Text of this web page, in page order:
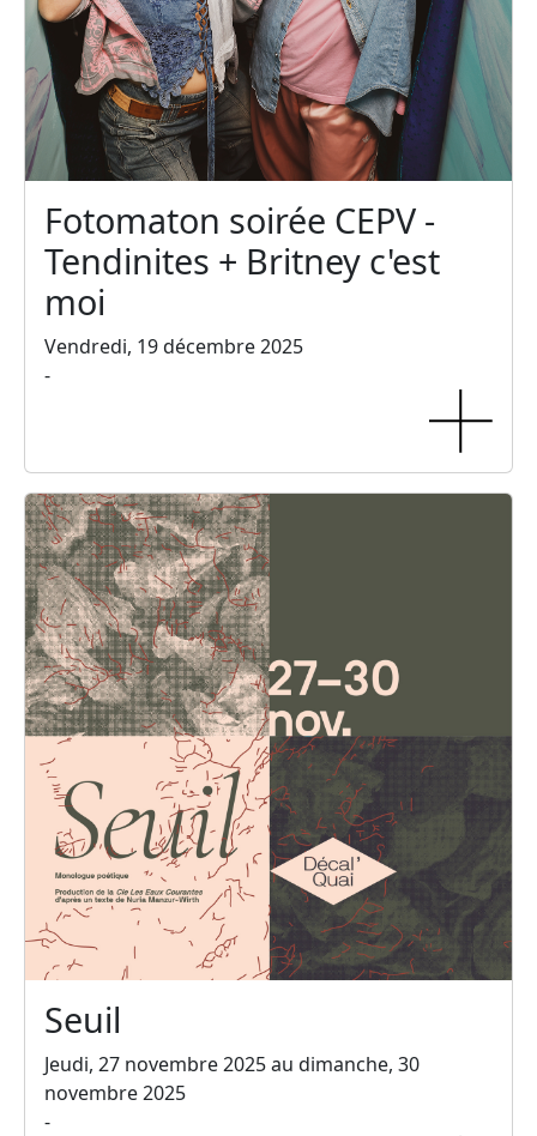
Fotomaton soirée CEPV -
Tendinites + Britney c'est
moi
Vendredi, 19 décembre 2025
-
Seuil
Jeudi, 27 novembre 2025 au dimanche, 30
novembre 2025
-